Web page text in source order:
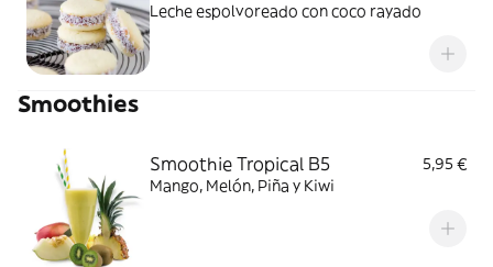
Leche espolvoreado con coco rayado
Smoothies
Smoothie Tropical B5
5,95 €
Mango, Melón, Piña y Kiwi